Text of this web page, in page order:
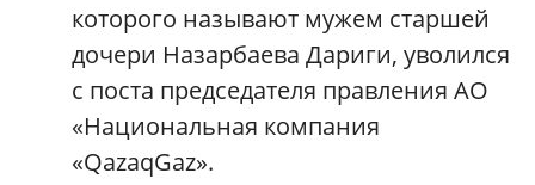
которого называют мужем старшей
дочери Назарбаева Дариги, уволился
с поста председателя правления АО
«Национальная компания
«QazaqGaz».